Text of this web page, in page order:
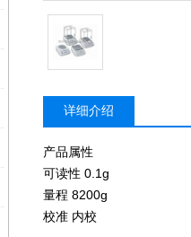
详细介绍
产品属性
可读性 0.1g
量程 8200g
校准 内校